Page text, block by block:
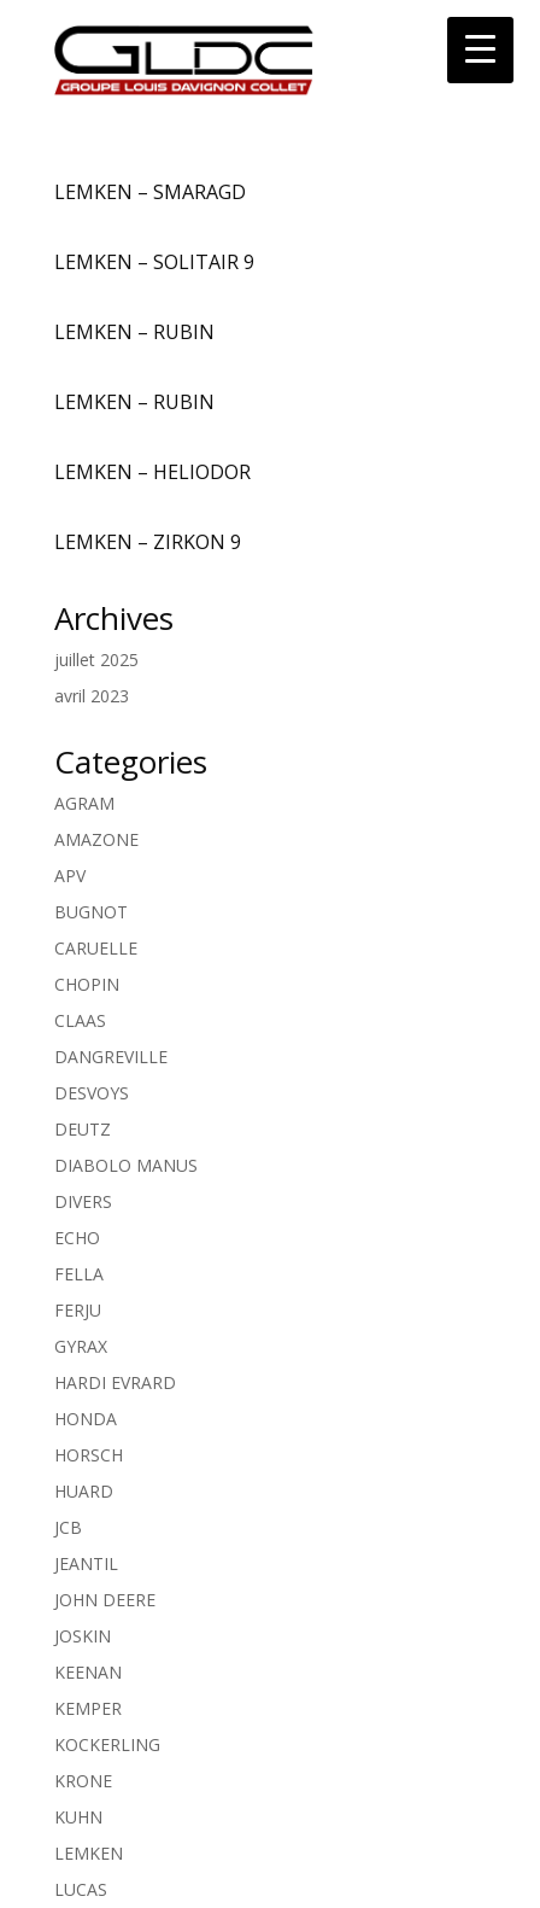
LEMKEN – SMARAGD
LEMKEN – SOLITAIR 9
LEMKEN – RUBIN
LEMKEN – RUBIN
LEMKEN – HELIODOR
LEMKEN – ZIRKON 9
Archives
juillet 2025
avril 2023
Categories
AGRAM
AMAZONE
APV
BUGNOT
CARUELLE
CHOPIN
CLAAS
DANGREVILLE
DESVOYS
DEUTZ
DIABOLO MANUS
DIVERS
ECHO
FELLA
FERJU
GYRAX
HARDI EVRARD
HONDA
HORSCH
HUARD
JCB
JEANTIL
JOHN DEERE
JOSKIN
KEENAN
KEMPER
KOCKERLING
KRONE
KUHN
LEMKEN
LUCAS